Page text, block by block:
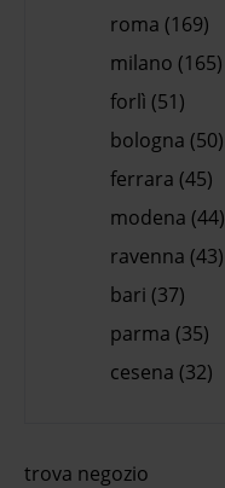
roma (169)
milano (165)
forlì (51)
bologna (50)
ferrara (45)
modena (44)
ravenna (43)
bari (37)
parma (35)
cesena (32)
trova negozio